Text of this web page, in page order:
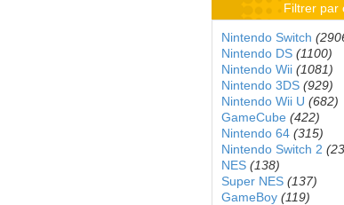
Filtrer par
Nintendo Switch
Nintendo DS (1100)
Nintendo Wii (1081)
Nintendo 3DS (929)
Nintendo Wii U (682)
GameCube (422)
Nintendo 64 (315)
Nintendo Switch 2
NES (138)
Super NES (137)
GameBoy (119)